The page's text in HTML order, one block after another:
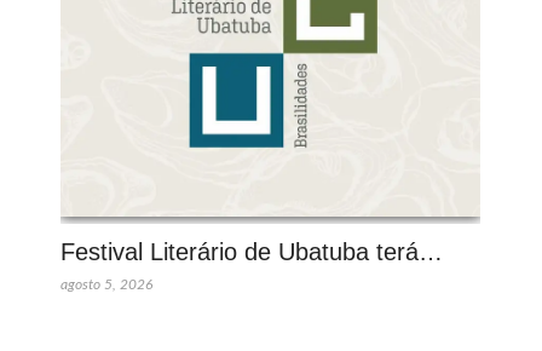
Festival Literário de Ubatuba terá…
agosto 5, 2026